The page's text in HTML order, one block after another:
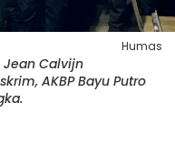
Humas
Jean Calvijn
AKBP Bayu Putro